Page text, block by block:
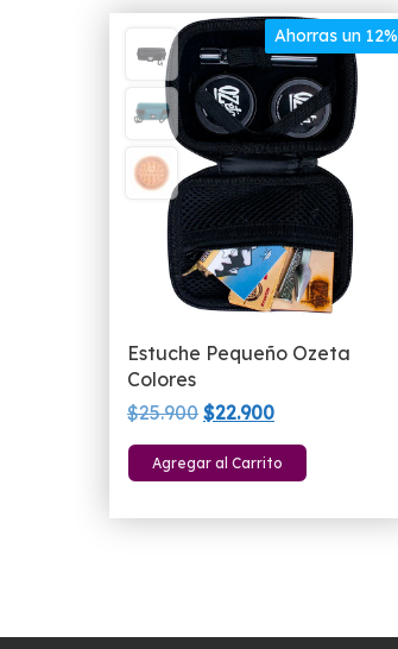
Ahorras un 12%
Estuche Pequeño Ozeta
Colores
$25.900 El
precio
original
$22.900El
precio
actual
Agregar al Carrito